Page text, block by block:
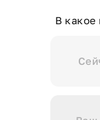
В какое